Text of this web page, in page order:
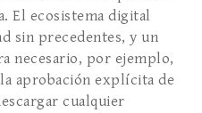
El ecosistema digital
sin precedentes, y un
necesario, por ejemplo,
aprobación explícita de
cualquier